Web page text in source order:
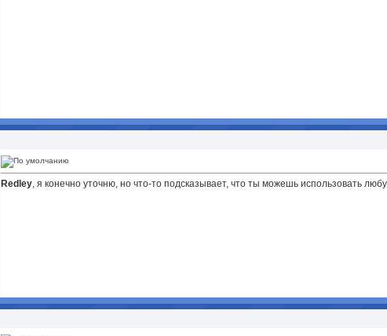
Redley, я конечно уточню, но что-то подсказывает, что ты можешь использовать